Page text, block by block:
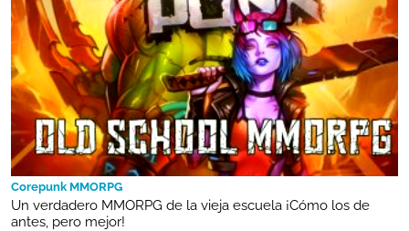
Corepunk MMORPG
Un verdadero MMORPG de la vieja escuela ¡Cómo los de
antes, pero mejor!